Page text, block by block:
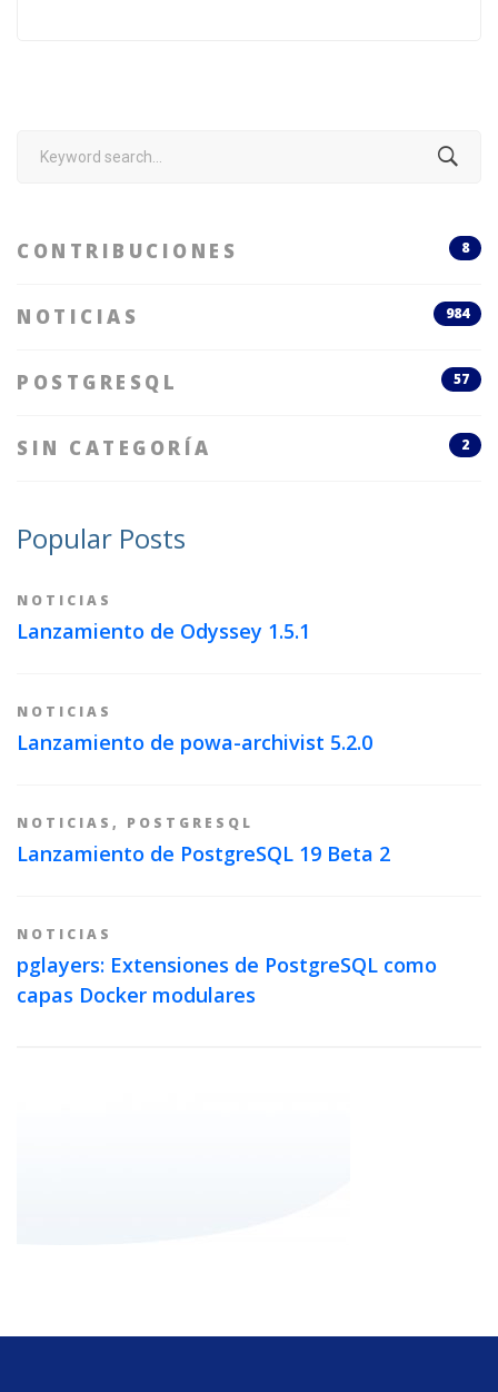
Search
CONTRIBUCIONES 8
NOTICIAS 984
POSTGRESQL 57
SIN CATEGORÍA 2
Popular Posts
NOTICIAS
Lanzamiento de Odyssey 1.5.1
NOTICIAS
Lanzamiento de powa-archivist 5.2.0
NOTICIAS , POSTGRESQL
Lanzamiento de PostgreSQL 19 Beta 2
NOTICIAS
pglayers: Extensiones de PostgreSQL como
capas Docker modulares